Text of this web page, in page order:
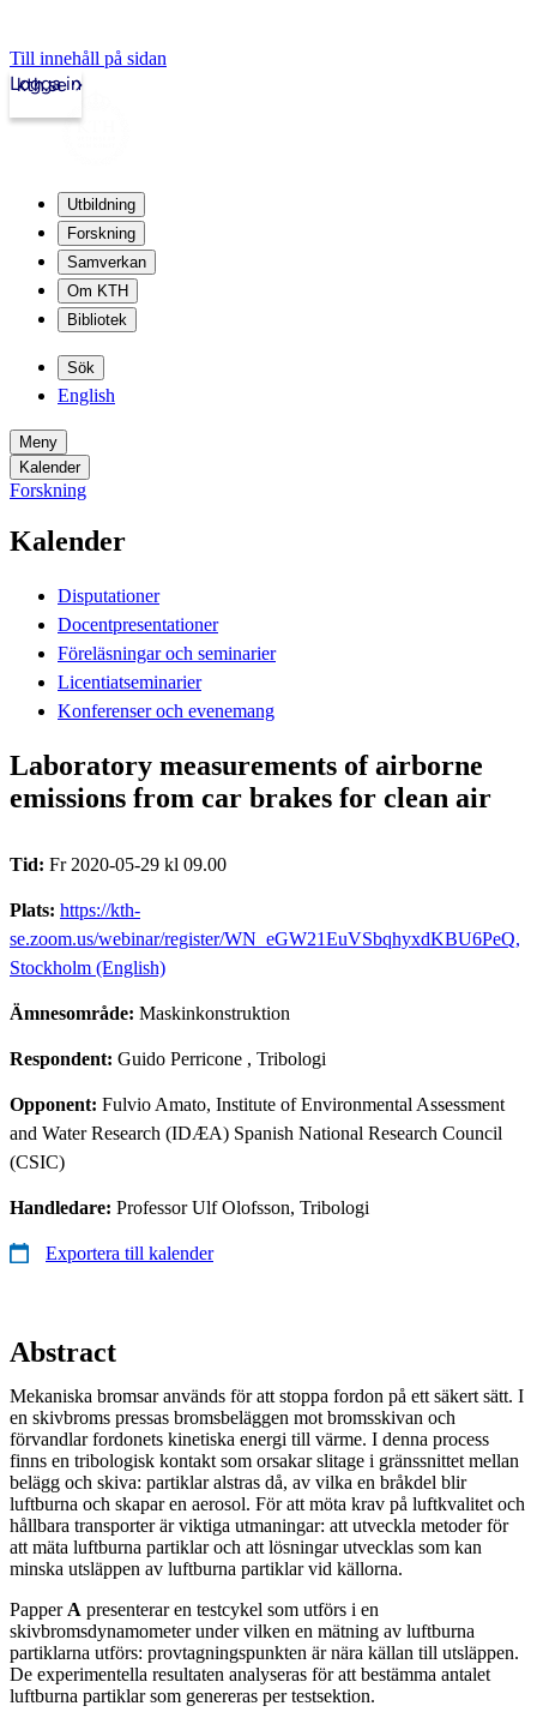
Till innehåll på sidan
kth.se
Logga in
Utbildning
Forskning
Samverkan
Om KTH
Bibliotek
Sök
English
Meny
Kalender
Forskning
Kalender
Disputationer
Docentpresentationer
Föreläsningar och seminarier
Licentiatseminarier
Konferenser och evenemang
Laboratory measurements of airborne
emissions from car brakes for clean air
Tid: Fr 2020-05-29 kl 09.00
Plats: https://kth-
se.zoom.us/webinar/register/WN_eGW21EuVSbqhyxdKBU6PeQ,
Stockholm (English)
Ämnesområde: Maskinkonstruktion
Respondent: Guido Perricone , Tribologi
Opponent: Fulvio Amato, Institute of Environmental Assessment
and Water Research (IDÆA) Spanish National Research Council
(CSIC)
Handledare: Professor Ulf Olofsson, Tribologi
Exportera till kalender
Abstract
Mekaniska bromsar används för att stoppa fordon på ett säkert sätt. I
en skivbroms pressas bromsbeläggen mot bromsskivan och
förvandlar fordonets kinetiska energi till värme. I denna process
finns en tribologisk kontakt som orsakar slitage i gränssnittet mellan
belägg och skiva: partiklar alstras då, av vilka en bråkdel blir
luftburna och skapar en aerosol. För att möta krav på luftkvalitet och
hållbara transporter är viktiga utmaningar: att utveckla metoder för
att mäta luftburna partiklar och att lösningar utvecklas som kan
minska utsläppen av luftburna partiklar vid källorna.
Papper A presenterar en testcykel som utförs i en
skivbromsdynamometer under vilken en mätning av luftburna
partiklarna utförs: provtagningspunkten är nära källan till utsläppen.
De experimentella resultaten analyseras för att bestämma antalet
luftburna partiklar som genereras per testsektion.